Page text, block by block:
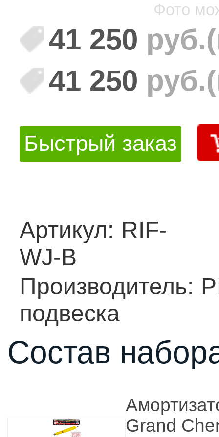
41 250 руб.
41 250 руб.
Быстрый заказ
Артикул: RIF-
WJ-B
Производитель:
подвеска
Фото
Состав
Grand